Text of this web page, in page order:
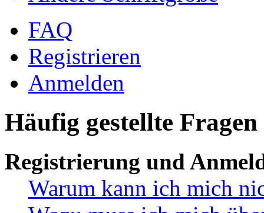
FAQ
Registrieren
Anmelden
Häufig gestellte Fragen
Registrierung und
Warum kann ich mich